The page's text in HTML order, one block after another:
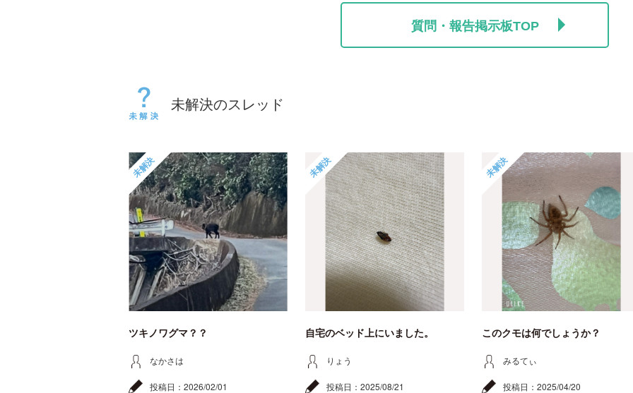
質問・報告掲示板TOP
未解決のスレッド
未解決
ツキノワグマ？？
なかさは
投稿日： 2026/02/01
未解決
自宅のベッド上にいました。
りょう
投稿日： 2025/08/21
未解決
このクモは何でしょうか？
みるてぃ
投稿日： 2025/04/20